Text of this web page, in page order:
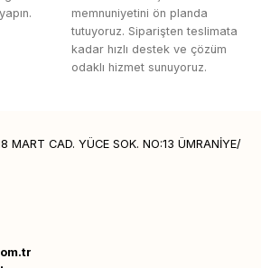
memnuniyetini ön planda
tutuyoruz. Siparişten teslimata
kadar hızlı destek ve çözüm
odaklı hizmet sunuyoruz.
MART CAD. YÜCE SOK. NO:13 ÜMRANİYE/